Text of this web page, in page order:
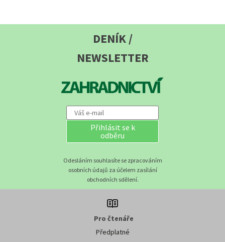
DENÍK /
NEWSLETTER
Přihlásit se k
odběru
Odesláním souhlasíte se zpracováním
osobních údajů za účelem zasílání
obchodních sdělení.
Pro čtenáře
Předplatné